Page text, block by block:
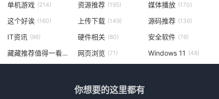
单机游戏 (214) 资源推荐 (195) 媒体播放 (170)
这个好诶 (160) 上传下载 (149) 源码推荐 (136)
IT资讯 (96) 硬件相关 (80) 安全软件 (76)
藏藏推荐值得一看(73) 网页浏览 (71) Windows 11 (48)
你想要的这里都有